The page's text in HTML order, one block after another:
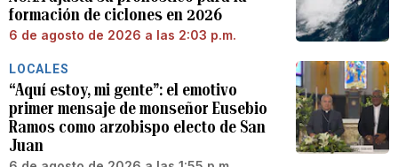
formación de ciclones en 2026
6 de agosto de 2026 a las 2:03 p.m.
LOCALES
“Aquí estoy, mi gente”: el emotivo
primer mensaje de monseñor Eusebio
Ramos como arzobispo electo de San
Juan